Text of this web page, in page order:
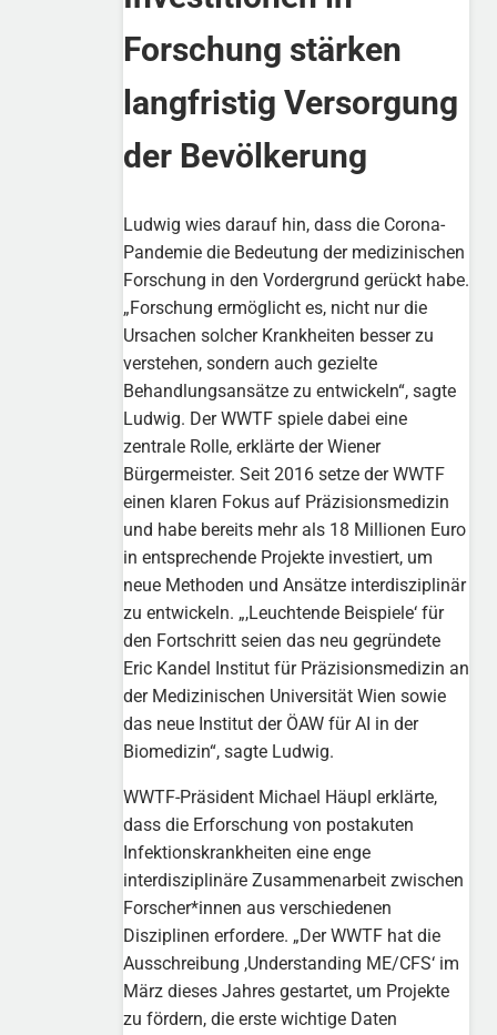
Forschung stärken
langfristig Versorgung
der Bevölkerung
Ludwig wies darauf hin, dass die Corona-
Pandemie die Bedeutung der medizinischen
Forschung in den Vordergrund gerückt habe.
„Forschung ermöglicht es, nicht nur die
Ursachen solcher Krankheiten besser zu
verstehen, sondern auch gezielte
Behandlungsansätze zu entwickeln“, sagte
Ludwig. Der WWTF spiele dabei eine
zentrale Rolle, erklärte der Wiener
Bürgermeister. Seit 2016 setze der WWTF
einen klaren Fokus auf Präzisionsmedizin
und habe bereits mehr als 18 Millionen Euro
in entsprechende Projekte investiert, um
neue Methoden und Ansätze interdisziplinär
zu entwickeln. „,Leuchtende Beispiele‘ für
den Fortschritt seien das neu gegründete
Eric Kandel Institut für Präzisionsmedizin an
der Medizinischen Universität Wien sowie
das neue Institut der ÖAW für AI in der
Biomedizin“, sagte Ludwig.
WWTF-Präsident Michael Häupl erklärte,
dass die Erforschung von postakuten
Infektionskrankheiten eine enge
interdisziplinäre Zusammenarbeit zwischen
Forscher*innen aus verschiedenen
Disziplinen erfordere. „Der WWTF hat die
Ausschreibung ,Understanding ME/CFS‘ im
März dieses Jahres gestartet, um Projekte
zu fördern, die erste wichtige Daten